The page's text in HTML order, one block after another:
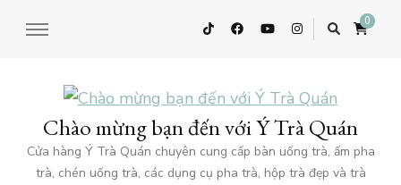
0
Chào mừng bạn đến với Ý Trà Quán
Cửa hàng Ý Trà Quán chuyên cung cấp bàn uống trà, ấm pha
trà, chén uống trà, các dụng cụ pha trà, hộp trà đẹp và trà